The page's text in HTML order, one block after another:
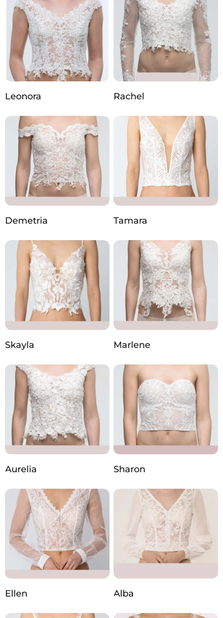
Leonora Rachel
Demetria Tamara
Skayla Marlene
Aurelia Sharon
Ellen Alba